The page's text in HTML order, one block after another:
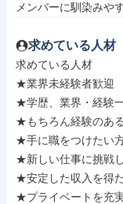
メンバーに馴染みや
求めている人材
求めている人材
★業界未経験者歓迎
★学歴、業界・経験
★もちろん経験のあ
★手に職をつけたい
★新しい仕事に挑戦
★安定した収入を得
★プライベートを充